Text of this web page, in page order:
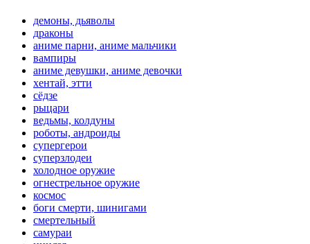
демоны, дьяволы
драконы
аниме парни, аниме мальчики
вампиры
аниме девушки, аниме девочки
хентай, этти
сёдзе
рыцари
ведьмы, колдуны
роботы, андроиды
супергерои
суперзлодеи
холодное оружие
огнестрельное оружие
космос
боги смерти, шинигами
смертельный
самураи